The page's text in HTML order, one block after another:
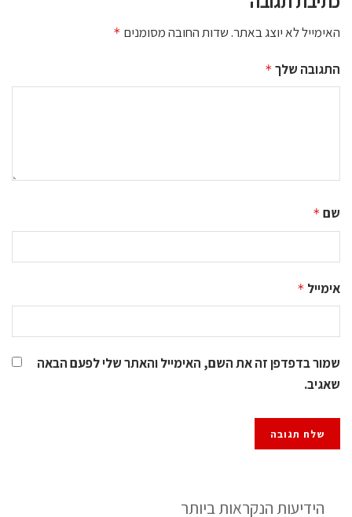
האימייל לא יוצג באתר.שדות החובה מסומנים *
התגובה שלך *
שם *
אימייל *
שמור בדפדפן זה את השם, האימייל והאתר שלי לפעם הבאה
שאגיב.
הידיעות הנקראות ביותר